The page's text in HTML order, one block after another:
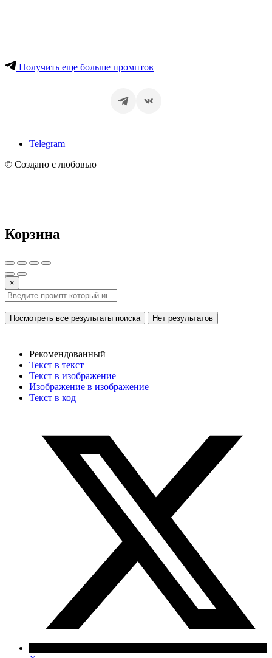
Получить еще больше промптов
Telegram
© Создано с любовью
Корзина
×
Посмотреть все результаты поиска Нет результатов
Рекомендованный
Текст в текст
Текст в изображение
Изображение в изображение
Текст в код